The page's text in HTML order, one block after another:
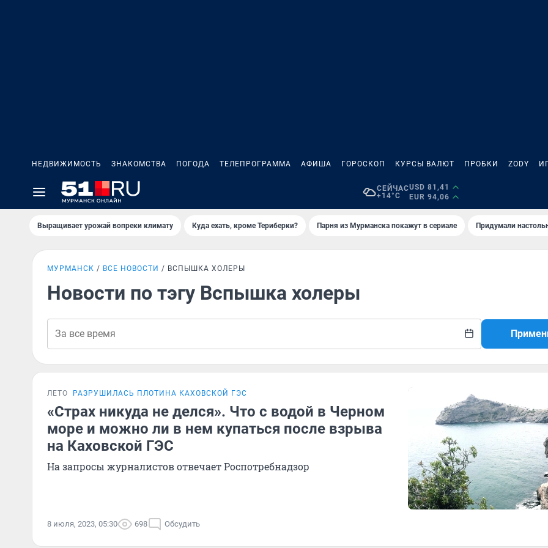
НЕДВИЖИМОСТЬ ЗНАКОМСТВА ПОГОДА ТЕЛЕПРОГРАММА АФИША ГОРОСКОП КУРСЫ ВАЛЮТ ПРОБКИ ZODY
СЕЙЧАС
+14°C
USD 81,41
EUR 94,06
Выращивает урожай вопреки климату Куда ехать, кроме Териберки? Парня из Мурманска покажут в сериале Придумали
МУРМАНСК ВСЕ НОВОСТИ ВСПЫШКА ХОЛЕРЫ
Новости по тэгу Вспышка холеры
ЛЕТО РАЗРУШИЛАСЬ ПЛОТИНА КАХОВСКОЙ ГЭС
«Страх никуда не делся». Что с водой в Черном
море и можно ли в нем купаться после взрыва
на Каховской ГЭС
На запросы журналистов отвечает Роспотребнадзор
8 июля, 2023, 05:30 698 Обсудить